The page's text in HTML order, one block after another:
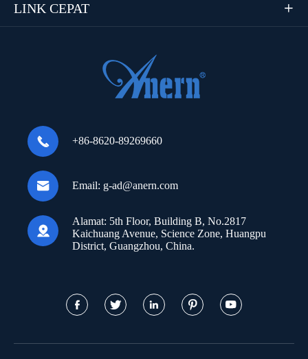
LINK CEPAT 
 +86-8620-89269660
 Email: g-ad@anern.com

Alamat: 5th Floor, Building B, No.2817
Kaichuang Avenue, Science Zone, Huangpu
District, Guangzhou, China.
    